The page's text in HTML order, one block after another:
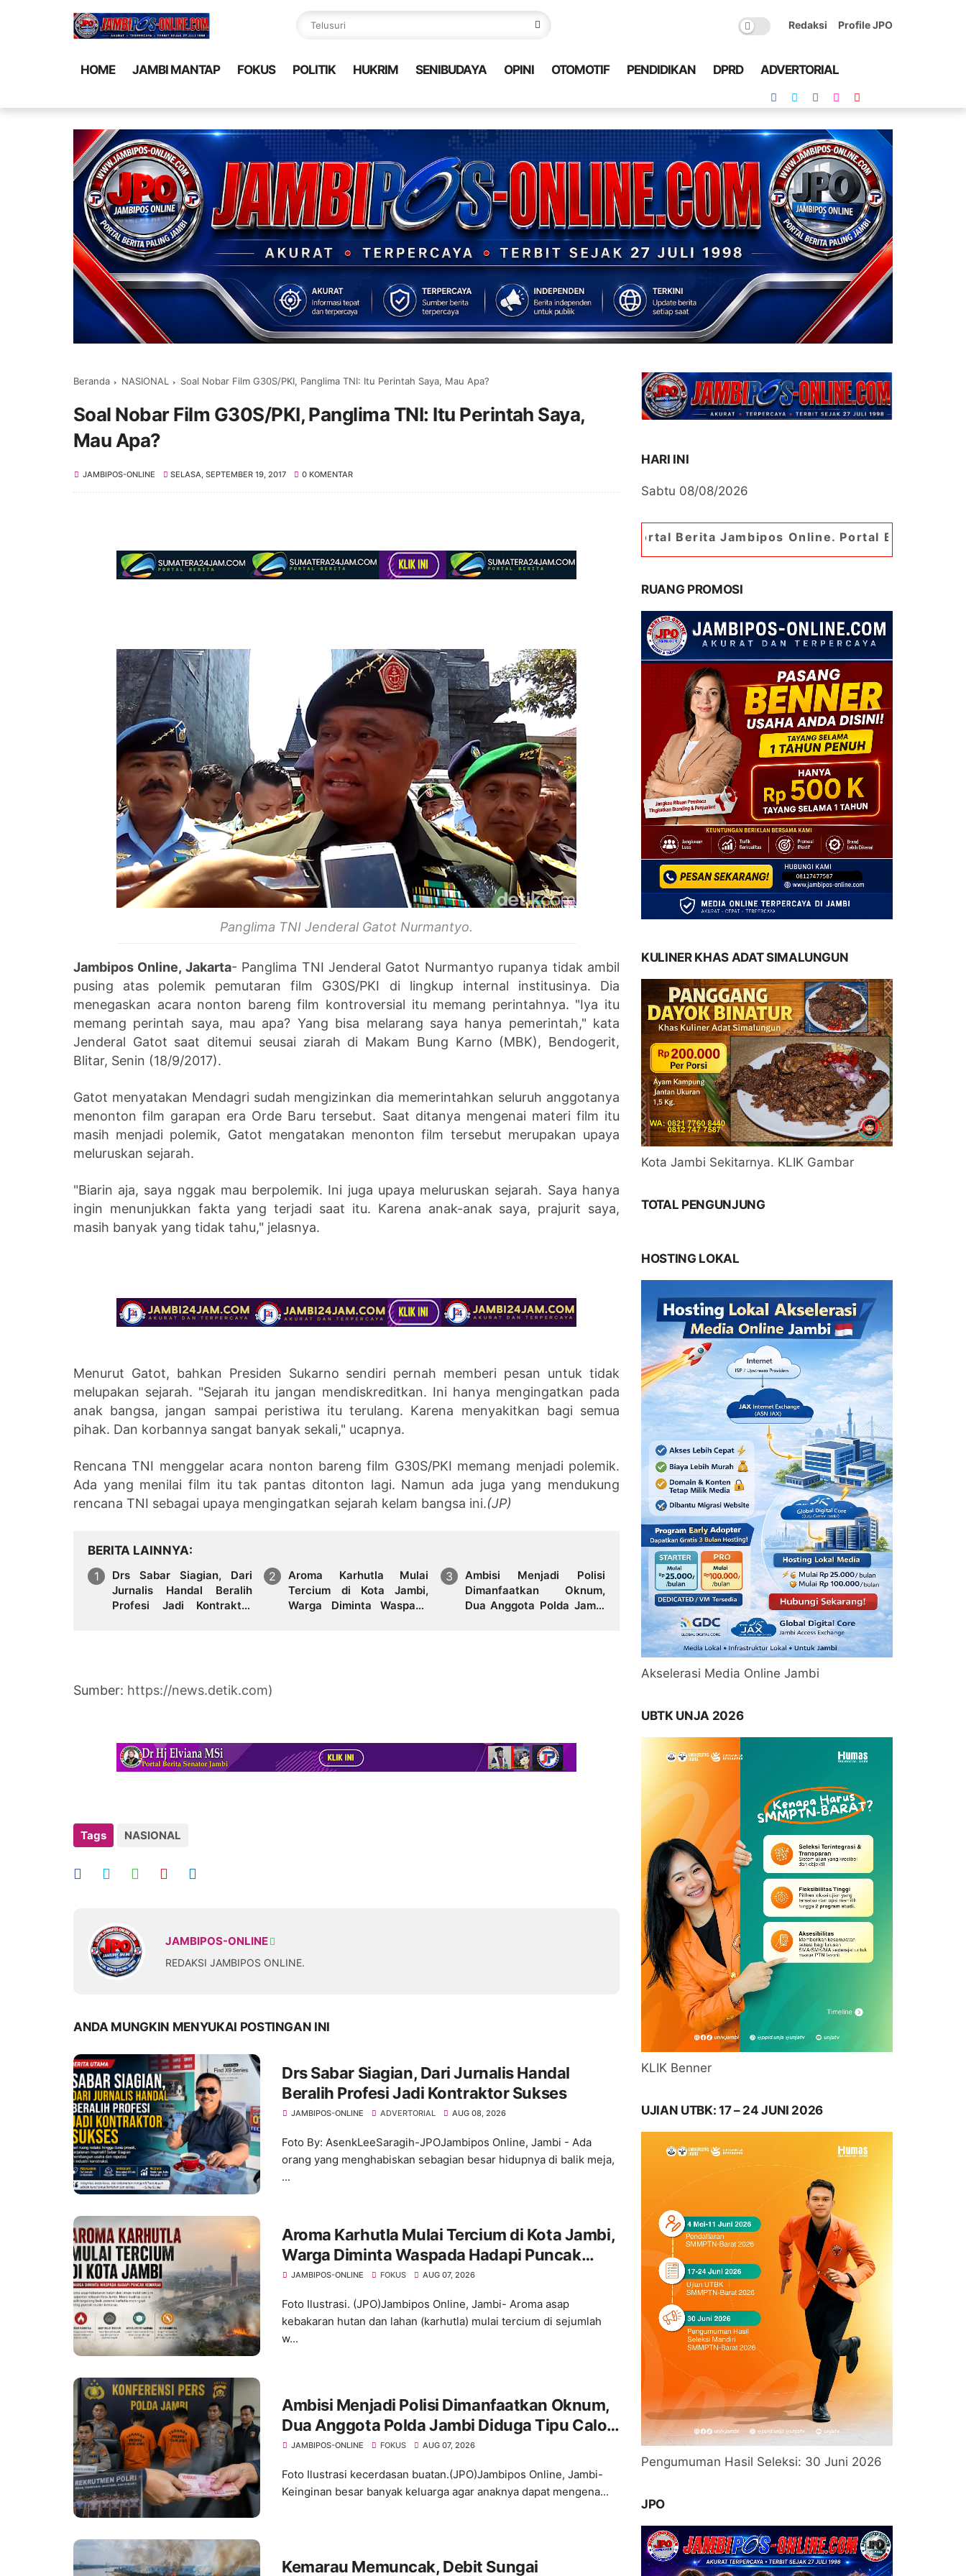
Redaksi Profile JPO
HOME JAMBI MANTAP FOKUS POLITIK HUKRIM SENIBUDAYA OPINI OTOMOTIF PENDIDIKAN DPRD ADVERTORIAL
Beranda NASIONAL Soal Nobar Film G30S/PKI, Panglima TNI: Itu Perintah Saya, Mau Apa?
Soal Nobar Film G30S/PKI, Panglima TNI: Itu Perintah Saya,
Mau Apa?
JAMBIPOS-ONLINE SELASA, SEPTEMBER 19, 2017 0 KOMENTAR
Panglima TNI Jenderal Gatot Nurmantyo.
Jambipos Online, Jakarta- Panglima TNI Jenderal Gatot Nurmantyo rupanya tidak ambil
pusing atas polemik pemutaran film G30S/PKI di lingkup internal institusinya. Dia
menegaskan acara nonton bareng film kontroversial itu memang perintahnya. "Iya itu
memang perintah saya, mau apa? Yang bisa melarang saya hanya pemerintah," kata
Jenderal Gatot saat ditemui seusai ziarah di Makam Bung Karno (MBK), Bendogerit,
Blitar, Senin (18/9/2017).
Gatot menyatakan Mendagri sudah mengizinkan dia memerintahkan seluruh anggotanya
menonton film garapan era Orde Baru tersebut. Saat ditanya mengenai materi film itu
masih menjadi polemik, Gatot mengatakan menonton film tersebut merupakan upaya
meluruskan sejarah.
"Biarin aja, saya nggak mau berpolemik. Ini juga upaya meluruskan sejarah. Saya hanya
ingin menunjukkan fakta yang terjadi saat itu. Karena anak-anak saya, prajurit saya,
masih banyak yang tidak tahu," jelasnya.
Menurut Gatot, bahkan Presiden Sukarno sendiri pernah memberi pesan untuk tidak
melupakan sejarah. "Sejarah itu jangan mendiskreditkan. Ini hanya mengingatkan pada
anak bangsa, jangan sampai peristiwa itu terulang. Karena menyakitkan bagi semua
pihak. Dan korbannya sangat banyak sekali," ucapnya.
Rencana TNI menggelar acara nonton bareng film G30S/PKI memang menjadi polemik.
Ada yang menilai film itu tak pantas ditonton lagi. Namun ada juga yang mendukung
rencana TNI sebagai upaya mengingatkan sejarah kelam bangsa ini.(JP)
BERITA LAINNYA
Drs Sabar Siagian, Dari
Jurnalis Handal Beralih
Profesi Jadi Kontraktor
Aroma Karhutla Mulai
Tercium di Kota Jambi,
Warga Diminta Waspada
Ambisi Menjadi Polisi
Dimanfaatkan Oknum,
Dua Anggota Polda Jambi
Sumber: https://news.detik.com)
Tags NASIONAL
JAMBIPOS-ONLINE
REDAKSI JAMBIPOS ONLINE.
ANDA MUNGKIN MENYUKAI POSTINGAN INI
Drs Sabar Siagian, Dari Jurnalis Handal
Beralih Profesi Jadi Kontraktor Sukses
JAMBIPOS-ONLINE ADVERTORIAL AUG 08, 2026
Foto By: AsenkLeeSaragih-JPOJambipos Online, Jambi - Ada
orang yang menghabiskan sebagian besar hidupnya di balik meja,
...
Aroma Karhutla Mulai Tercium di Kota Jambi,
Warga Diminta Waspada Hadapi Puncak
Kemarau
JAMBIPOS-ONLINE FOKUS AUG 07, 2026
Foto Ilustrasi. (JPO)Jambipos Online, Jambi- Aroma asap
kebakaran hutan dan lahan (karhutla) mulai tercium di sejumlah
w...
Ambisi Menjadi Polisi Dimanfaatkan Oknum,
Dua Anggota Polda Jambi Diduga Tipu Calon
Bintara dengan Janji Kelulusan
JAMBIPOS-ONLINE FOKUS AUG 07, 2026
Foto Ilustrasi kecerdasan buatan.(JPO)Jambipos Online, Jambi-
Keinginan besar banyak keluarga agar anaknya dapat mengena...
Kemarau Memuncak, Debit Sungai
HARI INI
Sabtu 08/08/2026
Selamat Datang di Portal Berita Jambipos Online. Portal Berita Paling Jambi
RUANG PROMOSI
KULINER KHAS ADAT SIMALUNGUN
Kota Jambi Sekitarnya. KLIK Gambar
TOTAL PENGUNJUNG
HOSTING LOKAL
Akselerasi Media Online Jambi
UBTK UNJA 2026
KLIK Benner
UJIAN UTBK: 17 – 24 JUNI 2026
Pengumuman Hasil Seleksi: 30 Juni 2026
JPO